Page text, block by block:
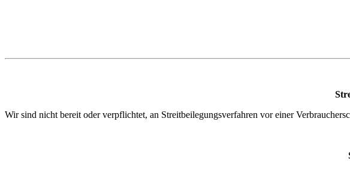
Wir sind nicht bereit oder verpflichtet, an Streitbeilegungsverfahren vor einer